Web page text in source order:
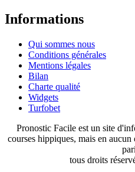
Informations
Qui sommes nous
Conditions générales
Mentions légales
Bilan
Charte qualité
Widgets
Turfobet
Pronostic Facile est un site
courses hippiques, mais en
tous droits